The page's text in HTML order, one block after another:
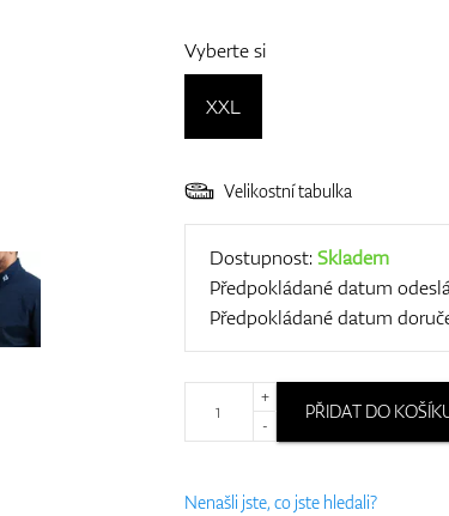
Vyberte si
XXL
Velikostní tabulka
Dostupnost:Skladem
Předpokládané datum
Předpokládané datum
+
-
PŘIDAT DO
Nenašli jste, co jste hledali?